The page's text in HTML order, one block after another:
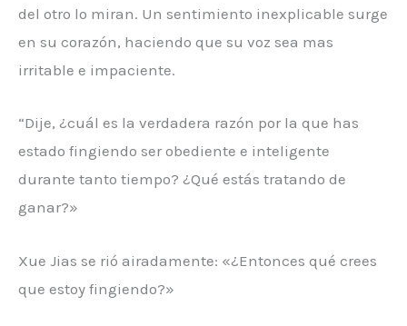
del otro lo miran. Un sentimiento inexplicable surge
en su corazón, haciendo que su voz sea mas
irritable e impaciente.
“Dije, ¿cuál es la verdadera razón por la que has
estado fingiendo ser obediente e inteligente
durante tanto tiempo? ¿Qué estás tratando de
ganar?»
Xue Jias se rió airadamente: «¿Entonces qué crees
que estoy fingiendo?»